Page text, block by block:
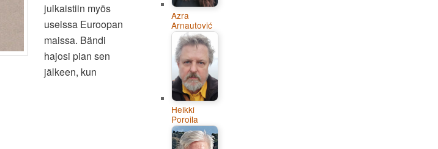
julkaistiin myös
useissa Euroopan
maissa. Bändi
hajosi pian sen
jälkeen, kun
Azra
Arnautović
Heikki
Poroila